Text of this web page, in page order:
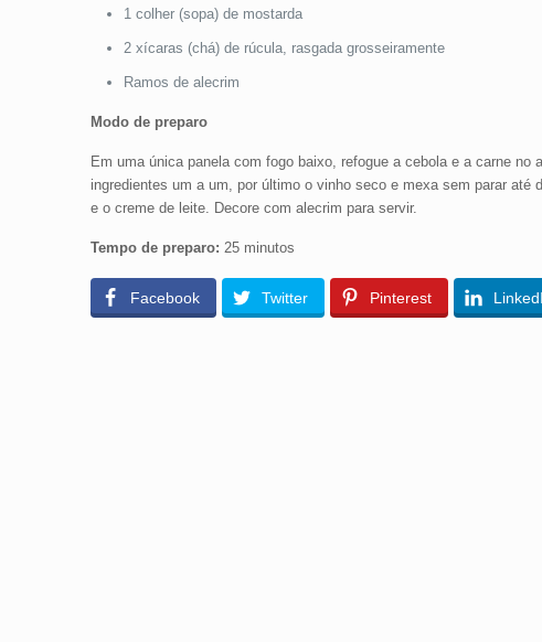
1 colher (sopa) de mostarda
2 xícaras (chá) de rúcula, rasgada grosseiramente
Ramos de alecrim
Modo de preparo
Em uma única panela com fogo baixo, refogue a cebola e a carne
ingredientes um a um, por último o vinho seco e mexa sem parar
e o creme de leite. Decore com alecrim para servir.
Tempo de preparo: 25 minutos
Facebook Twitter Pinterest